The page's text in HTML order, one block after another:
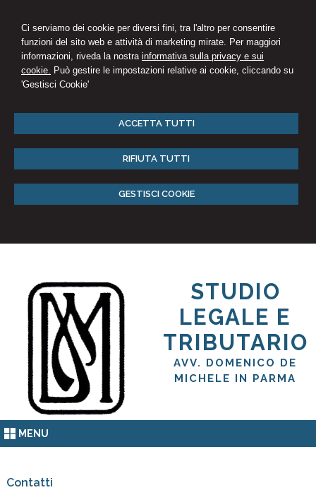
Ci serviamo dei cookie per diversi fini, tra l'altro per consentire
funzioni del sito web e attività di marketing mirate. Per maggiori
informazioni, riveda la nostra informativa sulla privacy e sui
cookie. Può gestire le impostazioni relative ai cookie, cliccando su
'Gestisci Cookie'
ACCETTA TUTTI
RIFIUTA TUTTI
GESTISCI COOKIE
STUDIO
LEGALE E
TRIBUTARIO
AVV. DOMENICO DE
MICHELE IN PARMA
MENU
Contatti